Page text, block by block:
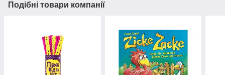
Подібні товари компанії